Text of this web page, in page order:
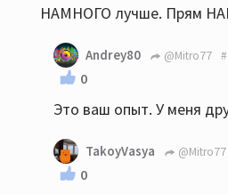
НАМНОГО лучше. Прям
Andrey80 @Mitro77
0
Это ваш опыт. У меня
TakoyVasya @Mitro77
0